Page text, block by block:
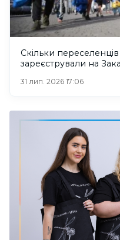
Скільки
зареєстрували на
31 лип. 2026 17:06